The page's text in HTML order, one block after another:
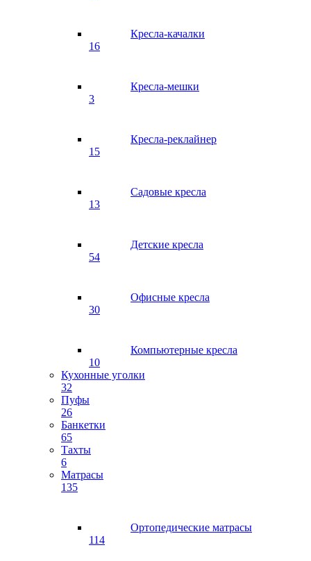
Кресла-качалки
16
Кресла-мешки
3
Кресла-реклайнер
15
Садовые кресла
13
Детские кресла
54
Офисные кресла
30
Компьютерные кресла
10
Кухонные уголки
32
Пуфы
26
Банкетки
65
Тахты
6
Матрасы
135
Ортопедические матрасы
114